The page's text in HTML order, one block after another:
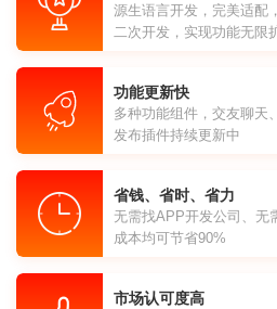
源生语言开发，完美适配
二次开发，实现功能无限
功能更新快
多种功能组件，交友聊天
发布插件持续更新中
省钱、省时、省力
无需找APP开发公司、无
成本均可节省90%
市场认可度高